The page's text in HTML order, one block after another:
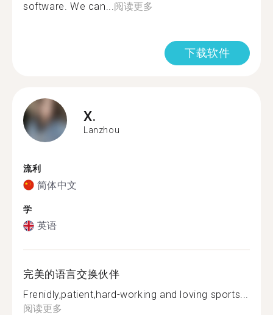
software. We can...阅读更多
下载软件
X.
Lanzhou
流利
简体中文
学
英语
完美的语言交换伙伴
Frenidly,patient,hard-working and loving sports...
阅读更多